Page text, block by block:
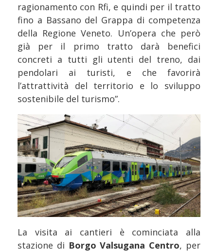
ragionamento con Rfi, e quindi per il tratto
fino a Bassano del Grappa di competenza
della Regione Veneto. Un’opera che però
già per il primo tratto darà benefici
concreti a tutti gli utenti del treno, dai
pendolari ai turisti, e che favorirà
l’attrattività del territorio e lo sviluppo
sostenibile del turismo”.
La visita ai cantieri è cominciata alla
stazione di Borgo Valsugana Centro, per